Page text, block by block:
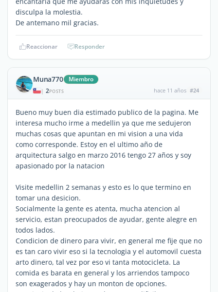
disculpa la molestia.
De antemano mil gracias.
Reaccionar Responder
Muna770 Miembro
| 2POSTS hace 11 años #24
Bueno muy buen dia estimado publico de la pagina. Me
interesa mucho irme a medellin ya que me sedujeron
muchas cosas que apuntan en mi vision a una vida
como corresponde. Estoy en el ultimo año de
arquitectura salgo en marzo 2016 tengo 27 años y soy
apasionado por la natacion
Visite medellin 2 semanas y esto es lo que termino en
tomar una desicion.
Socialmente la gente es atenta, mucha atencion al
servicio, estan preocupados de ayudar, gente alegre en
todos lados.
Condicion de dinero para vivir, en general me fije que no
es tan caro vivir eso si la tecnologia y el automovil cuesta
arto dinero, tal vez por eso vi tanta motocicleta. La
comida es barata en general y los arriendos tampoco
son exagerados y hay un monton de opciones.